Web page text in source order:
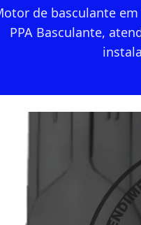
de basculante
PPA Basculante,